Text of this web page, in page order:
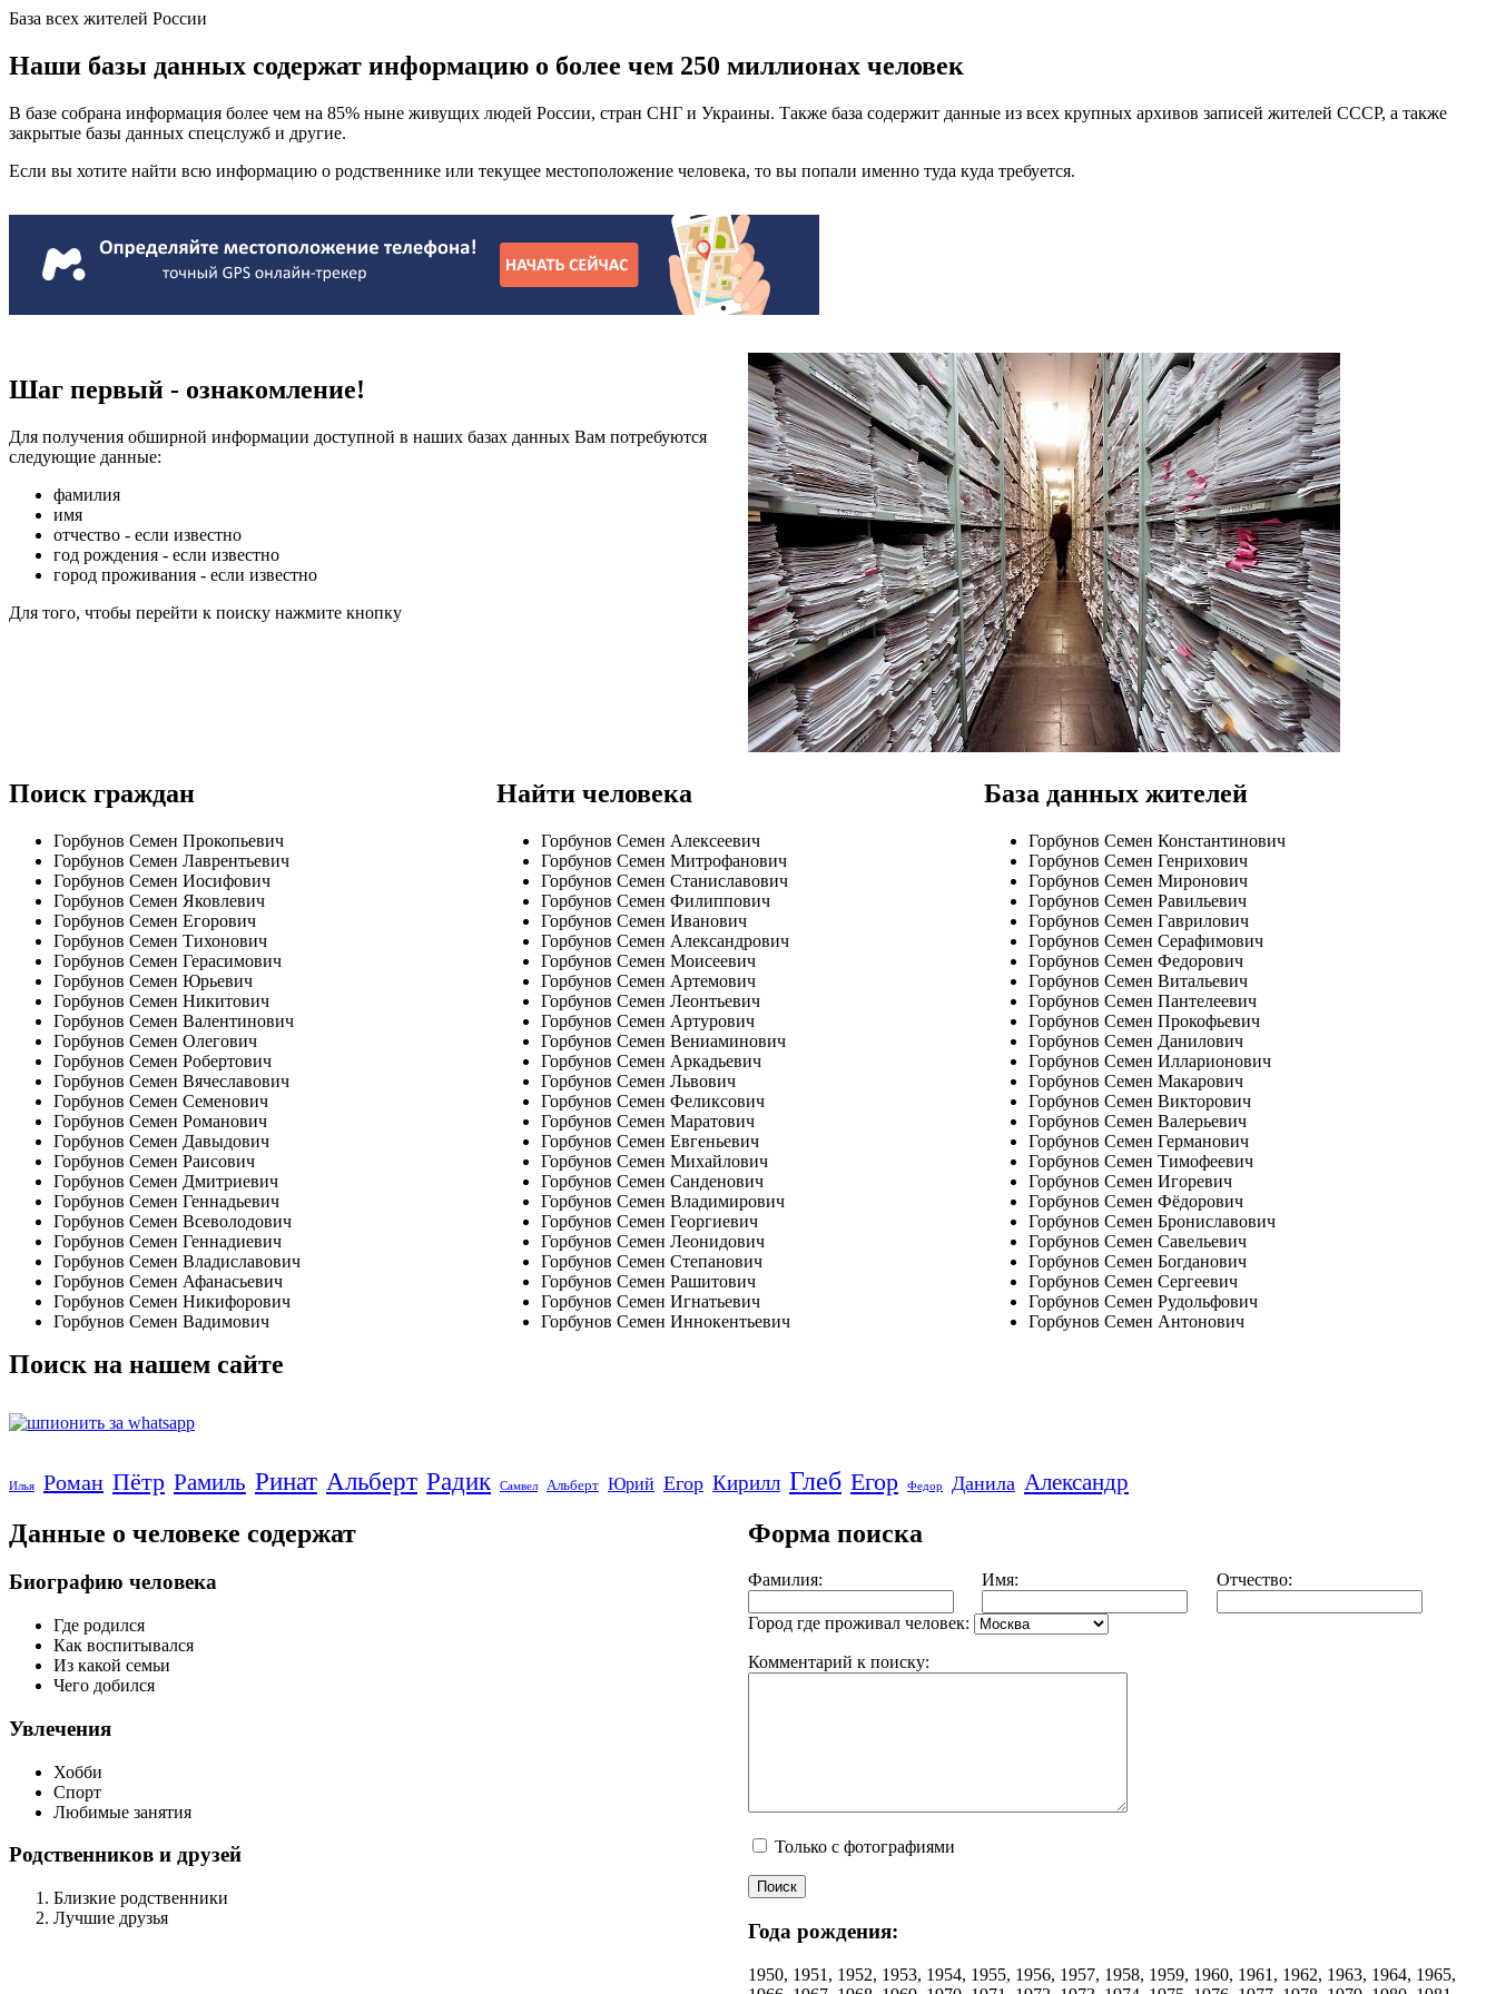
База всех жителей России
Наши базы данных содержат информацию о более чем 250 миллионах человек
В базе собрана информация более чем на 85% ныне живущих людей России, стран СНГ и Украины. Также база содержит данные из всех крупных архивов записей жителей СССР, а также
закрытые базы данных спецслужб и другие.
Если вы хотите найти всю информацию о родственнике или текущее местоположение человека, то вы попали именно туда куда требуется.
Шаг первый - ознакомление!
Для получения обширной информации доступной в наших базах данных Вам потребуются
следующие данные:
фамилия
имя
отчество - если известно
год рождения - если известно
город проживания - если известно
Для того, чтобы перейти к поиску нажмите кнопку
Поиск граждан
Горбунов Семен Прокопьевич
Горбунов Семен Лаврентьевич
Горбунов Семен Иосифович
Горбунов Семен Яковлевич
Горбунов Семен Егорович
Горбунов Семен Тихонович
Горбунов Семен Герасимович
Горбунов Семен Юрьевич
Горбунов Семен Никитович
Горбунов Семен Валентинович
Горбунов Семен Олегович
Горбунов Семен Робертович
Горбунов Семен Вячеславович
Горбунов Семен Семенович
Горбунов Семен Романович
Горбунов Семен Давыдович
Горбунов Семен Раисович
Горбунов Семен Дмитриевич
Горбунов Семен Геннадьевич
Горбунов Семен Всеволодович
Горбунов Семен Геннадиевич
Горбунов Семен Владиславович
Горбунов Семен Афанасьевич
Горбунов Семен Никифорович
Горбунов Семен Вадимович
Найти человека
Горбунов Семен Алексеевич
Горбунов Семен Митрофанович
Горбунов Семен Станиславович
Горбунов Семен Филиппович
Горбунов Семен Иванович
Горбунов Семен Александрович
Горбунов Семен Моисеевич
Горбунов Семен Артемович
Горбунов Семен Леонтьевич
Горбунов Семен Артурович
Горбунов Семен Вениаминович
Горбунов Семен Аркадьевич
Горбунов Семен Львович
Горбунов Семен Феликсович
Горбунов Семен Маратович
Горбунов Семен Евгеньевич
Горбунов Семен Михайлович
Горбунов Семен Санденович
Горбунов Семен Владимирович
Горбунов Семен Георгиевич
Горбунов Семен Леонидович
Горбунов Семен Степанович
Горбунов Семен Рашитович
Горбунов Семен Игнатьевич
Горбунов Семен Иннокентьевич
База данных жителей
Горбунов Семен Константинович
Горбунов Семен Генрихович
Горбунов Семен Миронович
Горбунов Семен Равильевич
Горбунов Семен Гаврилович
Горбунов Семен Серафимович
Горбунов Семен Федорович
Горбунов Семен Витальевич
Горбунов Семен Пантелеевич
Горбунов Семен Прокофьевич
Горбунов Семен Данилович
Горбунов Семен Илларионович
Горбунов Семен Макарович
Горбунов Семен Викторович
Горбунов Семен Валерьевич
Горбунов Семен Германович
Горбунов Семен Тимофеевич
Горбунов Семен Игоревич
Горбунов Семен Фёдорович
Горбунов Семен Брониславович
Горбунов Семен Савельевич
Горбунов Семен Богданович
Горбунов Семен Сергеевич
Горбунов Семен Рудольфович
Горбунов Семен Антонович
Поиск на нашем сайте
Илья Роман Пётр Рамиль Ринат Альберт Радик Самвел Альберт Юрий Егор Кирилл Глеб Егор Федор Данила Александр
Данные о человеке содержат
Биографию человека
Где родился
Как воспитывался
Из какой семьи
Чего добился
Увлечения
Хобби
Спорт
Любимые занятия
Родственников и друзей
Близкие родственники
Лучшие друзья
Форма поиска
Фамилия: Имя: Отчество:
Город где проживал человек:
Комментарий к поиску:
Только с фотографиями
Года рождения:
1950, 1951, 1952, 1953, 1954, 1955, 1956, 1957, 1958, 1959, 1960, 1961, 1962, 1963, 1964, 1965,